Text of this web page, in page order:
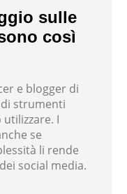
sulle
così
e blogger di
strumenti
I
se
li rende
social media.